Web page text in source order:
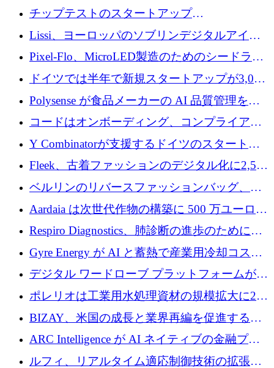
立したAIライティングのスタートアップが
1,300万ドルのシード投資を調達
チップテストのスタートアップ
QuantumDiamondsが株式資金で1,500万ユーロ
を調達
Lissi、ヨーロッパのソブリンデジタルアイデ
ンティティの未来を推進するために350万ユー
ロを調達
Pixel-Flo、MicroLED製造のためのシードラウ
ンドで525万ポンドを獲得
ドイツでは半年で新規スタートアップが3,000
社という記録を目の当たりにし、涙を流すハ
ンブルク
Polysense が食品メーカーの AI 品質管理を拡
張するために 1,070 万ドルを調達
コードはオンボーディング、コンプライアン
ス、支払いを統合するために 640 万ポンドを
Y Combinatorが支援するドイツのスタートア
ップFintoが340万ドルを調達、シリコンバレ
ーではなくミュンヘンを選んだと語る
Fleek、古着ファッションのデジタル化に2,500
万ドルを確保
ベルリンのリバースファッションバッグ、繊
維仕分け規模拡大に7桁の資金調達
Aardaia は次世代作物の構築に 500 万ユーロを
寄付
Respiro Diagnostics、肺診断の進歩のために
100 万ポンドを確保
Gyre Energy が AI と蓄熱で産業用冷却コスト
を削減するために 130 万ドルを調達
デジタル ワードローブ プラットフォームが
1,000 万人のユーザーに到達し、Whering が
700 万ドルを獲得
ポレリオは工業用水処理資材の規模拡大に240
万ユーロを確保
BIZAY、米国の成長と業界再編を促進するた
めに5,500万ドルを確保
ARC Intelligence が AI ネイティブの金融プラ
ットフォームを拡大するために 400 万ユーロ
ルフィ、リアルタイム適応制御技術の拡張に